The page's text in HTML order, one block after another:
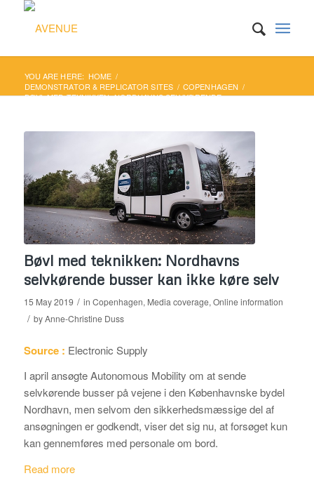
YOU ARE HERE: HOME /
DEMONSTRATOR & REPLICATOR SITES / COPENHAGEN /
BØVL MED TEKNIKKEN: NORDHAVNS SELVKØRENDE
Bøvl med teknikken: Nordhavns
selvkørende busser kan ikke køre selv
15 May 2019 / in Copenhagen, Media coverage, Online information
/ byAnne-Christine Duss
Source : Electronic Supply
I april ansøgte Autonomous Mobility om at sende
selvkørende busser på vejene i den Københavnske bydel
Nordhavn, men selvom den sikkerhedsmæssige del af
ansøgningen er godkendt, viser det sig nu, at forsøget kun
kan gennemføres med personale om bord.
Read more